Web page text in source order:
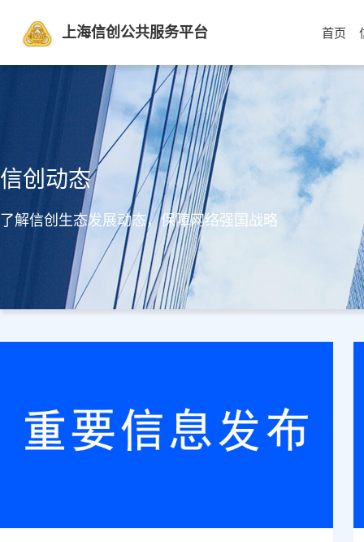
上海信创公共服务平台 首页
信创动态
了解信创生态发展动态，保障网络强国战略